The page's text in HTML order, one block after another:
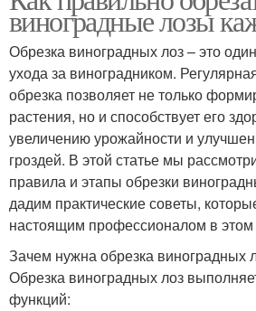
виноградные лозы
Обрезка виноградных лоз – это
ухода за виноградником.
обрезка позволяет не только
растения, но и способствует его
увеличению урожайности и
гроздей. В этой статье мы
правила и этапы обрезки
дадим практические советы,
настоящим профессионалом в этом
Зачем нужна обрезка виноградных
Обрезка виноградных лоз
функций: